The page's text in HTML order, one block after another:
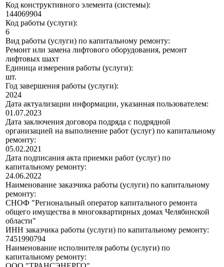
Код конструктивного элемента (системы):
144069904
Код работы (услуги):
6
Вид работы (услуги) по капитальному ремонту:
Ремонт или замена лифтового оборудования, ремонт
лифтовых шахт
Единица измерения работы (услуги):
шт.
Год завершения работы (услуги):
2024
Дата актуализации информации, указанная пользователем:
01.07.2023
Дата заключения договора подряда с подрядной
организацией на выполнение работ (услуг) по капитальному
ремонту:
05.02.2021
Дата подписания акта приемки работ (услуг) по
капитальному ремонту:
24.06.2022
Наименование заказчика работы (услуги) по капитальному
ремонту:
СНОФ "Региональный оператор капитального ремонта
общего имущества в многоквартирных домах Челябинской
области"
ИНН заказчика работы (услуги) по капитальному ремонту:
7451990794
Наименование исполнителя работы (услуги) по
капитальному ремонту: